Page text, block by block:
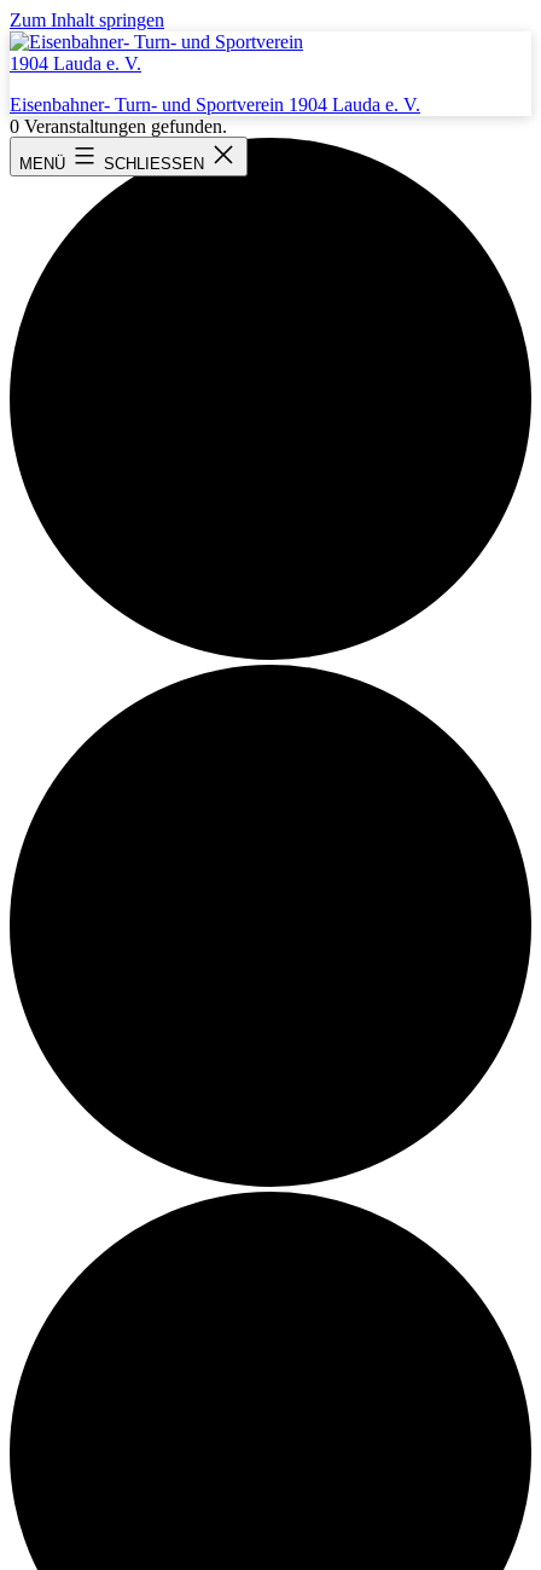
Zum Inhalt springen
Eisenbahner- Turn- und Sportverein 1904 Lauda e. V.
MENÜ SCHLIESSEN
0 Veranstaltungen gefunden.